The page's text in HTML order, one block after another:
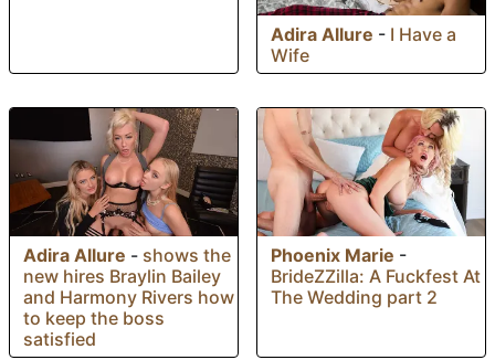
Adira Allure - I Have a
Wife
Adira Allure - shows the
new hires Braylin Bailey
and Harmony Rivers how
to keep the boss
satisfied
Phoenix Marie -
BrideZZilla: A Fuckfest At
The Wedding part 2